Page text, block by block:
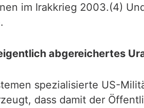
im Irakkrieg 2003.(4)
abgereichertes
spezialisierte US-
dass damit der